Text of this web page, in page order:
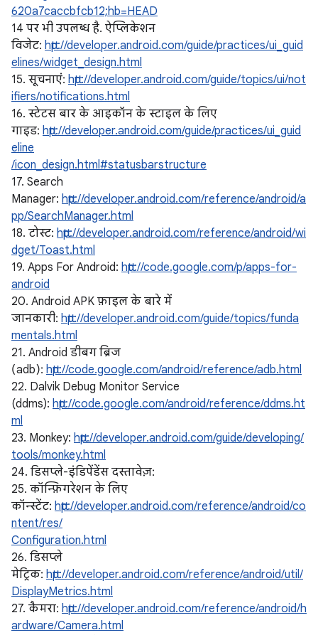
620a7caccbfcb12;hb=HEAD
14 पर भी उपलब्ध है. ऐप्लिकेशन
विजेट: http://developer.android.com/guide/practices/ui_guid
elines/widget_design.html
15. सूचनाएं: http://developer.android.com/guide/topics/ui/not
ifiers/notifications.html
16. स्टेटस बार के आइकॉन के स्टाइल के लिए
गाइड: http://developer.android.com/guide/practices/ui_guid
eline
/icon_design.html#statusbarstructure
17. Search
Manager: http://developer.android.com/reference/android/a
pp/SearchManager.html
18. टोस्ट: http://developer.android.com/reference/android/wi
dget/Toast.html
19. Apps For Android: http://code.google.com/p/apps-for-
android
20. Android APK फ़ाइल के बारे में
जानकारी: http://developer.android.com/guide/topics/funda
mentals.html
21. Android डीबग ब्रिज
(adb): http://code.google.com/android/reference/adb.html
22. Dalvik Debug Monitor Service
(ddms): http://code.google.com/android/reference/ddms.ht
ml
23. Monkey: http://developer.android.com/guide/developing/
tools/monkey.html
24. डिसप्ले-इंडिपेंडेंस दस्तावेज़:
25. कॉन्फ़िगरेशन के लिए
कॉन्स्टेंट: http://developer.android.com/reference/android/co
ntent/res/
Configuration.html
26. डिसप्ले
मेट्रिक: http://developer.android.com/reference/android/util/
DisplayMetrics.html
27. कैमरा: http://developer.android.com/reference/android/h
ardware/Camera.html